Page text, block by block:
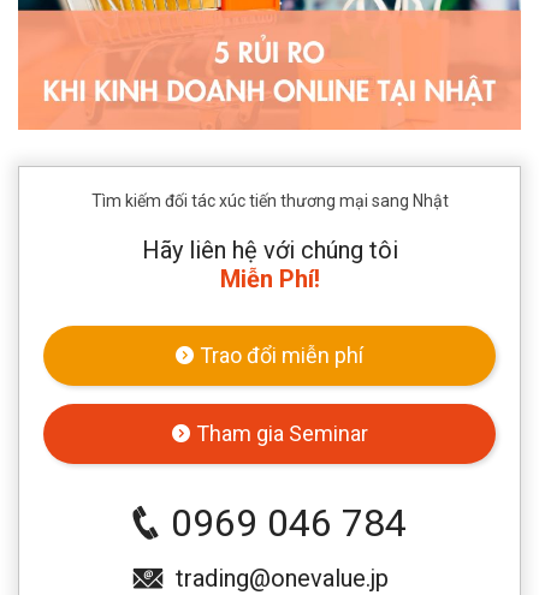
Tìm kiếm đối tác xúc tiến thương mại sang Nhật
Hãy liên hệ với chúng tôi
Miễn Phí!
Trao đổi miễn phí
Tham gia Seminar
0969 046 784
trading@onevalue.jp